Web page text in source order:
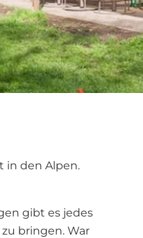
in den Alpen.
gibt es jedes
bringen. War